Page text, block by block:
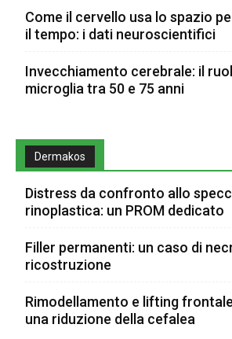
Come il cervello usa lo spazio
il tempo: i dati neuroscientifici
Invecchiamento cerebrale: il
microglia tra 50 e 75 anni
Dermakos
Distress da confronto allo
rinoplastica: un PROM dedicato
Filler permanenti: un caso di
ricostruzione
Rimodellamento e lifting
una riduzione della cefalea